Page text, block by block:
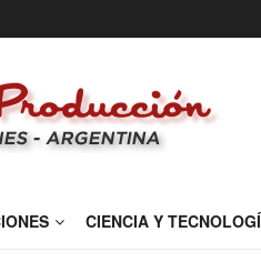
CIENCIA Y